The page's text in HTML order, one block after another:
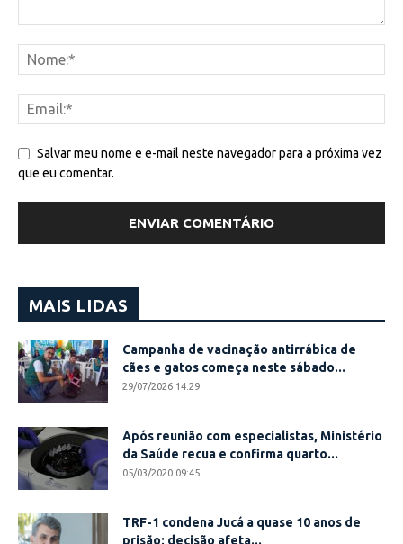
Salvar meu nome e e-mail neste navegador para a próxima vez
que eu comentar.
MAIS LIDAS
Campanha de vacinação antirrábica de
cães e gatos começa neste sábado...
29/07/2026 14:29
Após reunião com especialistas, Ministério
da Saúde recua e confirma quarto...
05/03/2020 09:45
TRF-1 condena Jucá a quase 10 anos de
prisão; decisão afeta...